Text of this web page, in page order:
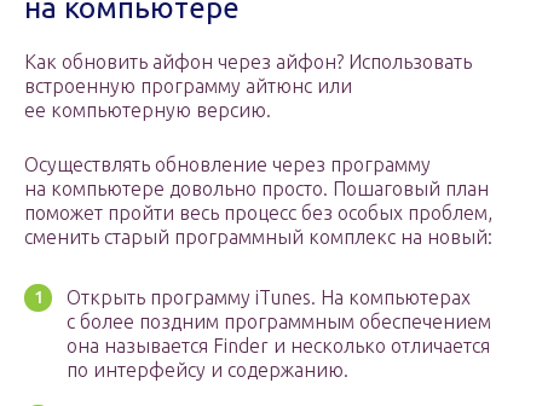
на компьютере
Как обновить айфон через айфон? Использовать
встроенную программу айтюнс или
ее компьютерную версию.
Осуществлять обновление через программу
на компьютере довольно просто. Пошаговый план
поможет пройти весь процесс без особых проблем,
сменить старый программный комплекс на новый:
Открыть программу iTunes. На компьютерах
с более поздним программным обеспечением
она называется Finder и несколько отличается
по интерфейсу и содержанию.